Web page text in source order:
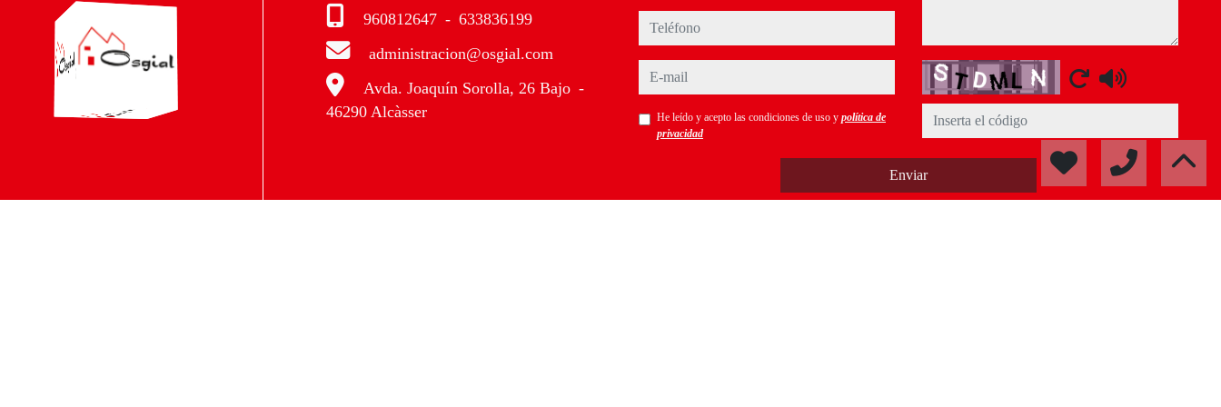
960812647 - 633836199
administracion@osgial.com
Avda. Joaquín Sorolla, 26 Bajo -
46290 Alcàsser
teléfono
e-mail
He leído y acepto las condiciones de uso y política de
privacidad
Captcha
Enviar